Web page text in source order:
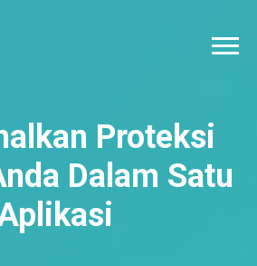
Proteksi
Dalam Satu